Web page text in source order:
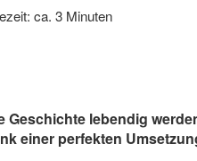
ca. 3 Minuten
lebendig
einer perfekten